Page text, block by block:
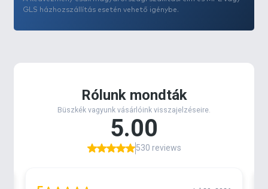
GLS házhozszállítás esetén vehető igénybe.